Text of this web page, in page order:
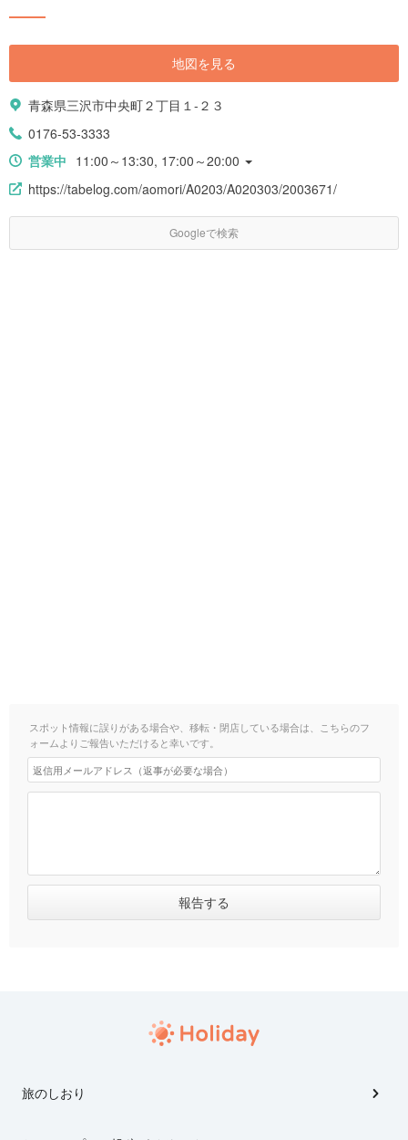
地図を見る
青森県三沢市中央町２丁目１-２３
0176-53-3333
営業中 11:00～13:30, 17:00～20:00
https://tabelog.com/aomori/A0203/A020303/2003671/
Googleで検索
スポット情報に誤りがある場合や、移転・閉店している場合は、こちらのフ
ォームよりご報告いただけると幸いです。
旅のしおり